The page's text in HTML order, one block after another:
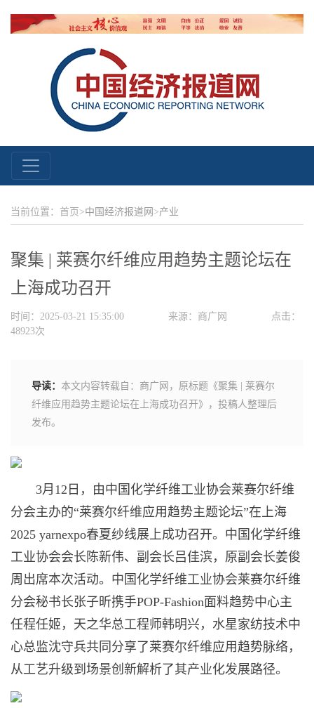
当前位置：首页>中国经济报道网 >产业
聚集 | 莱赛尔纤维应用趋势主题论坛在
上海成功召开
时间：2025-03-21 15:35:00 来源：商广网
点击：
48923次
导读： 本文内容转载自：商广网，原标题《聚集 | 莱赛尔
纤维应用趋势主题论坛在上海成功召开》，投稿人整理后
发布。
3月12日，由中国化学纤维工业协会莱赛尔纤维
分会主办的“莱赛尔纤维应用趋势主题论坛”在上海
2025 yarnexpo春夏纱线展上成功召开。中国化学纤维
工业协会会长陈新伟、副会长吕佳滨，原副会长姜俊
周出席本次活动。中国化学纤维工业协会莱赛尔纤维
分会秘书长张子昕携手POP-Fashion面料趋势中心主
任程任姬，天之华总工程师韩明兴，水星家纺技术中
心总监沈守兵共同分享了莱赛尔纤维应用趋势脉络，
从工艺升级到场景创新解析了其产业化发展路径。